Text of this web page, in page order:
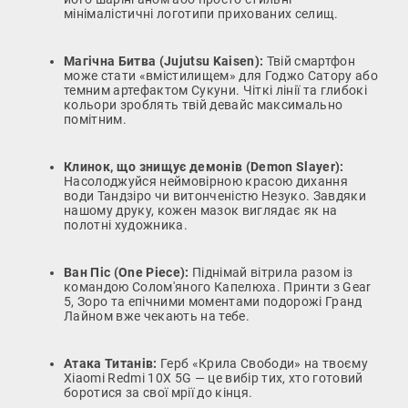
мінімалістичні логотипи прихованих селищ.
Магічна Битва (Jujutsu Kaisen): Твій смартфон
може стати «вмістилищем» для Годжо Сатору або
темним артефактом Сукуни. Чіткі лінії та глибокі
кольори зроблять твій девайс максимально
помітним.
Клинок, що знищує демонів (Demon Slayer):
Насолоджуйся неймовірною красою дихання
води Тандзіро чи витонченістю Незуко. Завдяки
нашому друку, кожен мазок виглядає як на
полотні художника.
Ван Піс (One Piece): Піднімай вітрила разом із
командою Солом'яного Капелюха. Принти з Gear
5, Зоро та епічними моментами подорожі Гранд
Лайном вже чекають на тебе.
Атака Титанів: Герб «Крила Свободи» на твоєму
Xiaomi Redmi 10X 5G — це вибір тих, хто готовий
боротися за свої мрії до кінця.